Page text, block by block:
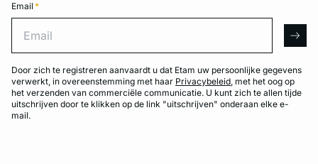
Email *
Door zich te registreren aanvaardt u dat Etam uw persoonlijke gegevens
verwerkt, in overeenstemming met haar Privacybeleid, met het oog op
het verzenden van commerciële communicatie. U kunt zich te allen tijde
uitschrijven door te klikken op de link "uitschrijven" onderaan elke e-
mail.